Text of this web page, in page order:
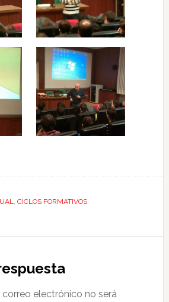
CICLOS FORMATIVOS
electrónico no será